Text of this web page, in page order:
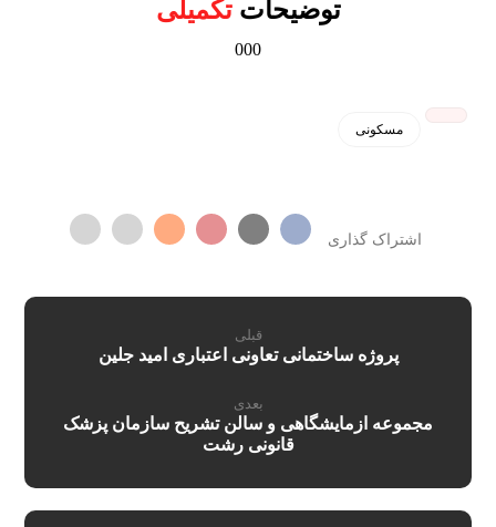
توضیحاتتکمیلی
000
مسکونی
قبلی
پروژه ساختمانی تعاونی اعتباری امید جلین
بعدی
مجموعه ازمایشگاهی و سالن تشریح سازمان پزشک
قانونی رشت